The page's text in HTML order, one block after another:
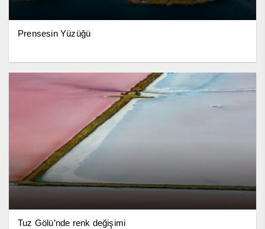
Prensesin Yüzüğü
Tuz Gölü’nde renk değişimi